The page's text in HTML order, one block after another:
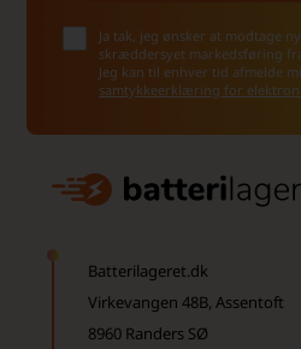
Ja tak, jeg ønsker at modtage
skræddersyet markedsføring
Jeg kan til enhver tid afmelde
samtykkeerklæring for
Batterilageret.dk
Virkevangen 48B, Assentoft
8960 Randers SØ